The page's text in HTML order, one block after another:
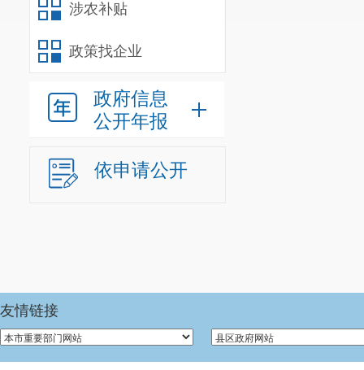
涉农补贴
政策找企业
政府信息
公开年报
依申请公开
不予公
友情链接